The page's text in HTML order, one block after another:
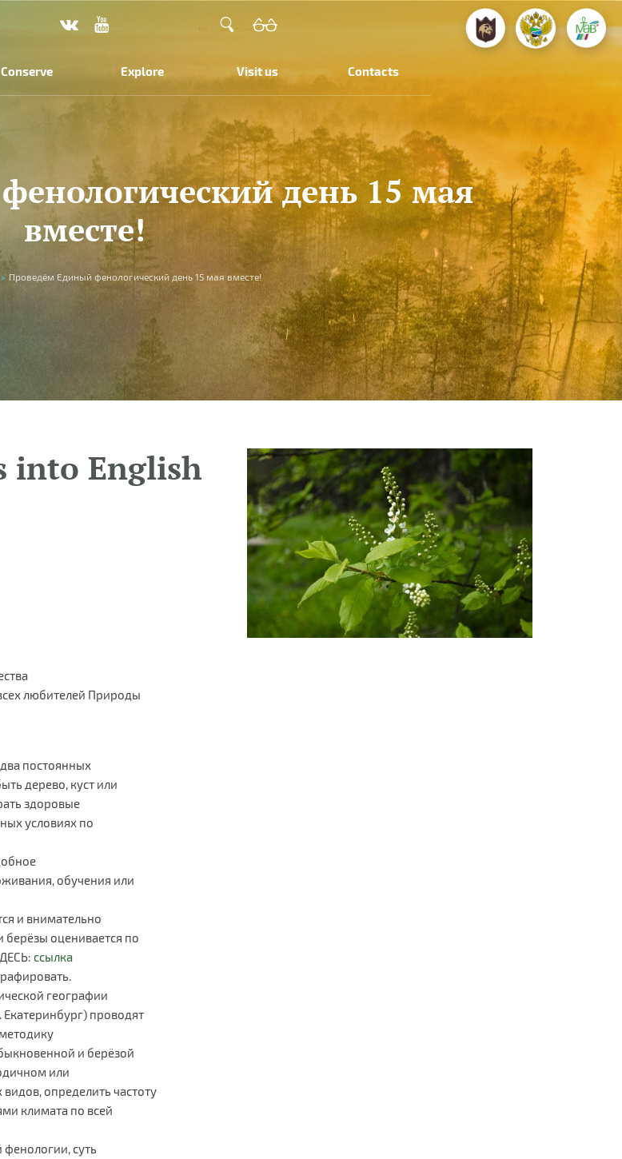
Conserve Explore Visit us Contacts
день 15 мая
вместе!
» Проведём Единый фенологический день 15 мая вместе!
into English
любителей Природы
постоянных
дерево, куст или
здоровые
условиях по
обучения или
и внимательно
берёзы оценивается по
ссылка
географии
Екатеринбург) проводят
и берёзой
или
определить частоту
климата по всей
фенологии, суть